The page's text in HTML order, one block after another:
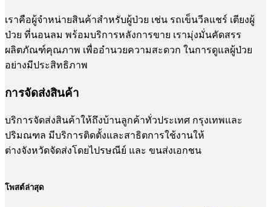
เราคือผู้จำหน่ายสินค้าสำหรับผู้ป่วย เช่น รถเข็นวีลแชร์ เตียงผู้
ป่วย ที่นอนลม พร้อมบริการหลังการขาย เรามุ่งมั่นคัดสรร
ผลิตภัณฑ์คุณภาพ เพื่ออำนวยความสะดวก ในการดูแลผู้ป่วย
อย่างมีประสิทธิภาพ
การจัดส่งสินค้า
บริการจัดส่งสินค้าให้ถึงบ้านลูกค้าทั่วประเทศ กรุงเทพและ
ปริมณฑล มีบริการติดตั้งและสาธิตการใช้งานให้
ต่างจังหวัดจัดส่งโดยไปรษณีย์ และ ขนส่งเอกชน
โพสต์ล่าสุด